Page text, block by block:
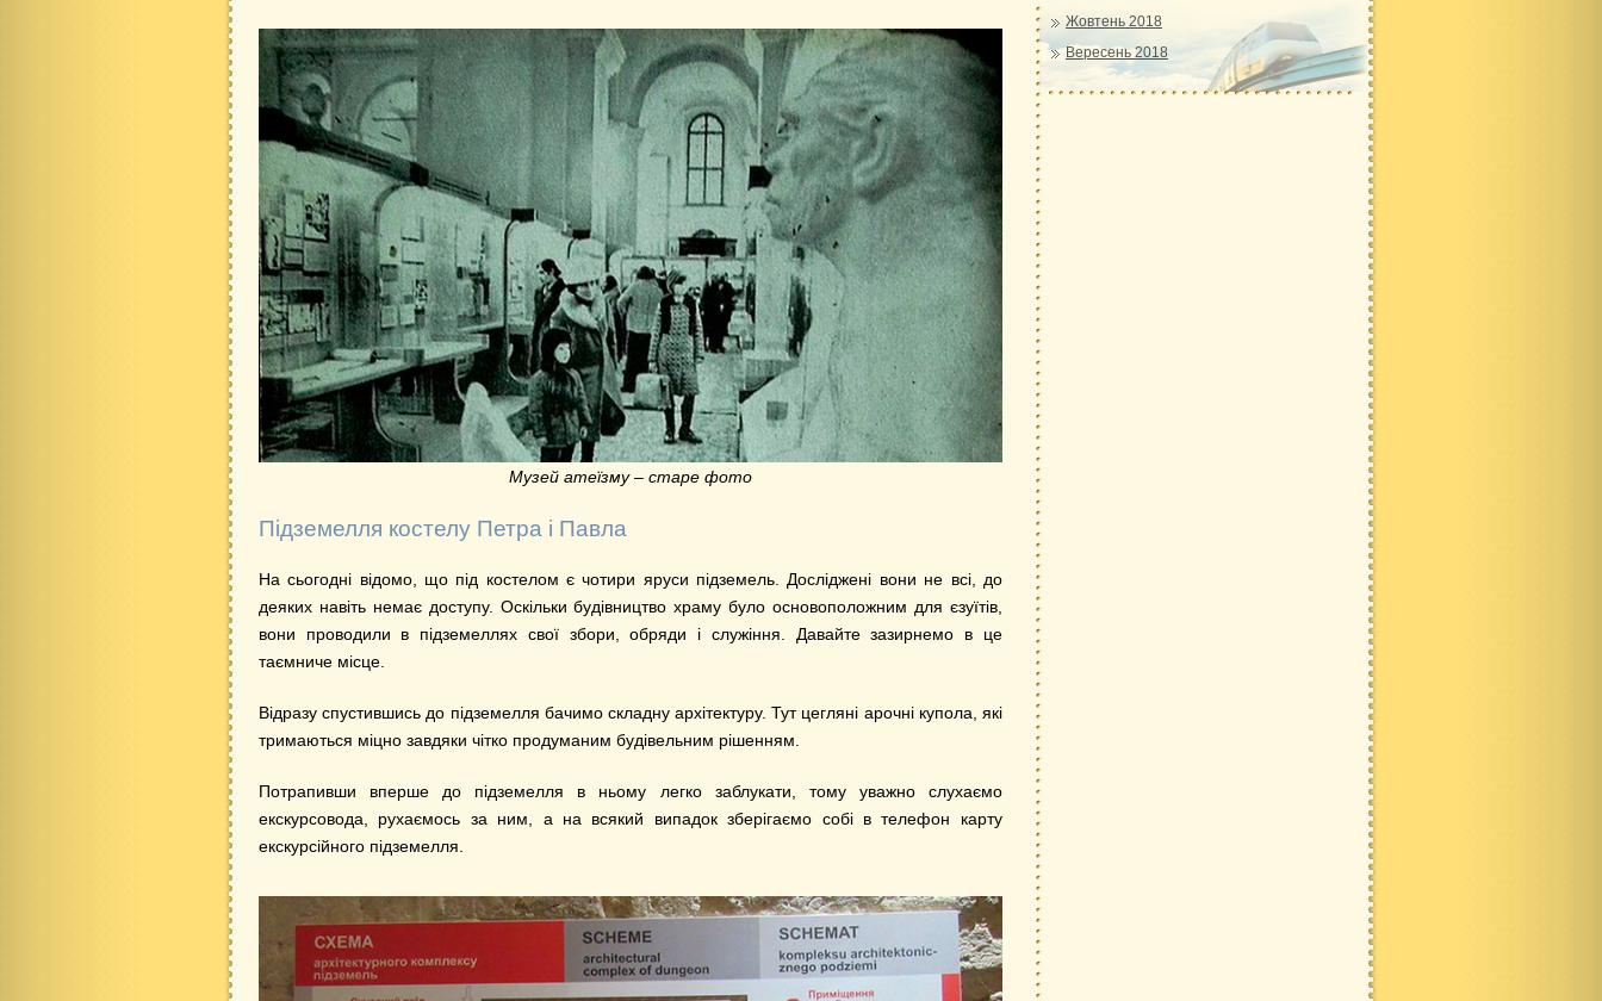
Музей атеїзму – старе фото
Підземелля костелу Петра і Павла
На сьогодні відомо, що під костелом є чотири яруси підземель. Досліджені вони не всі, до
деяких навіть немає доступу. Оскільки будівництво храму було основоположним для єзуїтів,
вони проводили в підземеллях свої збори, обряди і служіння. Давайте зазирнемо в це
таємниче місце.
Відразу спустившись до підземелля бачимо складну архітектуру. Тут цегляні арочні купола, які
тримаються міцно завдяки чітко продуманим будівельним рішенням.
Потрапивши вперше до підземелля в ньому легко заблукати, тому уважно слухаємо
екскурсовода, рухаємось за ним, а на всякий випадок зберігаємо собі в телефон карту
екскурсійного підземелля.
Жовтень 2018
Вересень 2018